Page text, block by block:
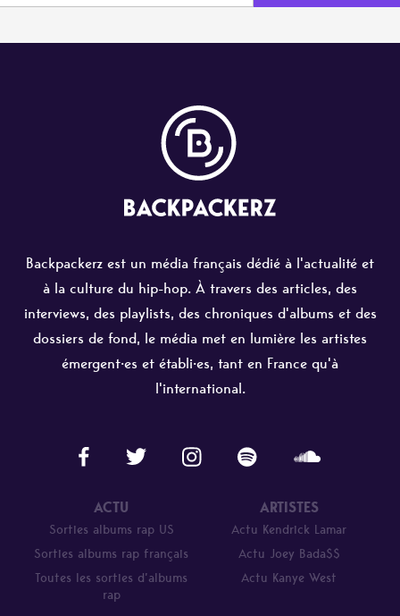
Backpackerz est un média français dédié à l'actualité et
à la culture du hip-hop. À travers des articles, des
interviews, des playlists, des chroniques d'albums et des
dossiers de fond, le média met en lumière les artistes
émergent·es et établi·es, tant en France qu'à
l'international.
ACTU
Sorties albums rap US
Sorties albums rap français
Toutes les sorties d’albums
rap
ARTISTES
Actu Kendrick Lamar
Actu Joey Bada$$
Actu Kanye West